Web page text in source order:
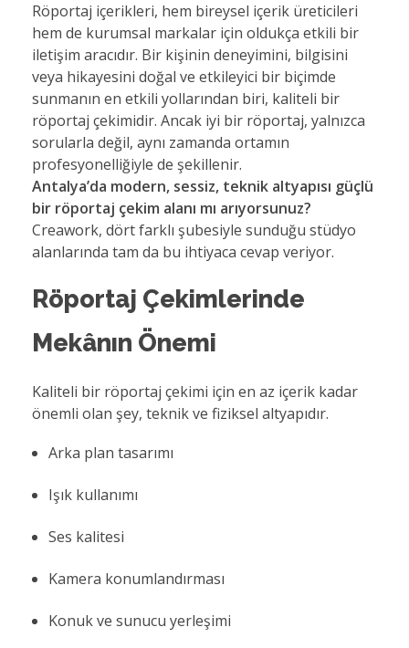
Röportaj içerikleri, hem bireysel içerik üreticileri
hem de kurumsal markalar için oldukça etkili bir
iletişim aracıdır. Bir kişinin deneyimini, bilgisini
veya hikayesini doğal ve etkileyici bir biçimde
sunmanın en etkili yollarından biri, kaliteli bir
röportaj çekimidir. Ancak iyi bir röportaj, yalnızca
sorularla değil, aynı zamanda ortamın
profesyonelliğiyle de şekillenir.
Antalya’da modern, sessiz, teknik altyapısı güçlü
bir röportaj çekim alanı mı arıyorsunuz?
Creawork, dört farklı şubesiyle sunduğu stüdyo
alanlarında tam da bu ihtiyaca cevap veriyor.
Röportaj Çekimlerinde
Mekânın Önemi
Kaliteli bir röportaj çekimi için en az içerik kadar
önemli olan şey, teknik ve fiziksel altyapıdır.
Arka plan tasarımı
Işık kullanımı
Ses kalitesi
Kamera konumlandırması
Konuk ve sunucu yerleşimi